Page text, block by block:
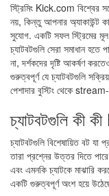
স্ট্রিমিং Kick.com বিশ্বের
নয়, কিন্তু আপনার অ্যাকাউন্ট
সুযোগ. একটি সফল স্ট্রিমের মূল
চ্যাটবটগুলি সেরা সমাধান হতে
না, দর্শকদের দৃষ্টি আকর্ষণ
গুরুত্বপূর্ণ যে চ্যাটবটগুলি
পেশাদার বুস্টিং থেকে
চ্যাটবটগুলি কী
চ্যাটবটগুলি বিশেষায়িত বট যা
তারা প্রশ্নের উত্তর দিতে
এবং এমনকি চ্যাটকে মাঝারি
একটি গুরুত্বপূর্ণ অংশ হয়ে